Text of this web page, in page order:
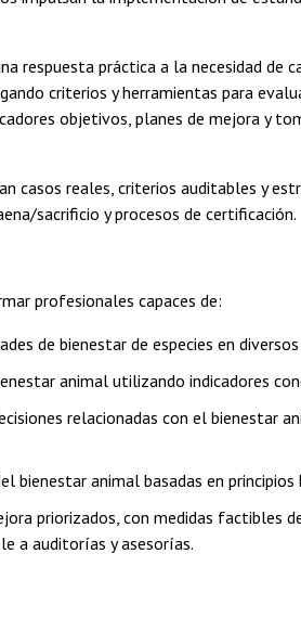
respuesta práctica a la necesidad de
criterios y herramientas para
objetivos, planes de mejora y
casos reales, criterios auditables y
sacrificio y procesos de certificación.
profesionales capaces de:
de bienestar de especies en
animal utilizando indicadores
relacionadas con el bienestar
bienestar animal basadas en
priorizados, con medidas factibles
a auditorías y asesorías.